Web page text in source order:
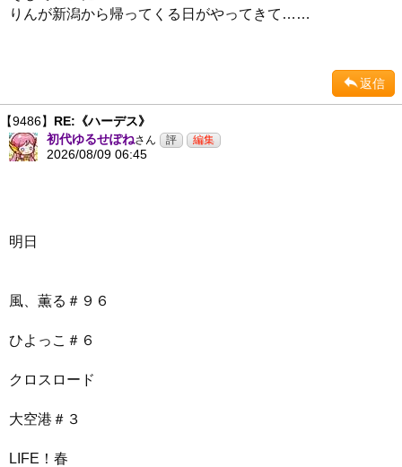
りんが新潟から帰ってくる日がやってきて……
返信
【9486】 RE:《ハーデス》
初代ゆるせぽねさん
2026/08/09 06:45
明日
風、薫る＃９６
ひよっこ＃６
クロスロード
大空港＃３
LIFE！春